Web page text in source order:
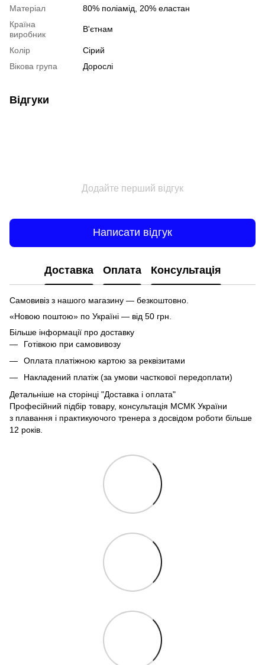
Матеріал
80% поліамід, 20% еластан
Країна
виробник
В'єтнам
Колір
Сірий
Вікова група
Дорослі
Відгуки
Додайте перший відгук
Написати відгук
Доставка Оплата Консультація
Самовивіз з нашого магазину — безкоштовно.
«Новою поштою» по Україні — від 50 грн.
Більше інформації про доставку
Готівкою при самовивозу
Оплата платіжною картою за реквізитами
Накладений платіж (за умови часткової передоплати)
Детальніше на сторінці "Доставка і оплата"
Професійний підбір товару, консультація МСМК України
з плавання і практикуючого тренера з досвідом роботи більше
12 років.